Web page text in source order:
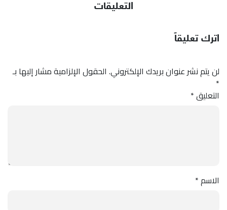
التعليقات
اترك تعليقاً
لن يتم نشر عنوان بريدك الإلكتروني. الحقول الإلزامية مشار إليها بـ
*
التعليق*
الاسم*